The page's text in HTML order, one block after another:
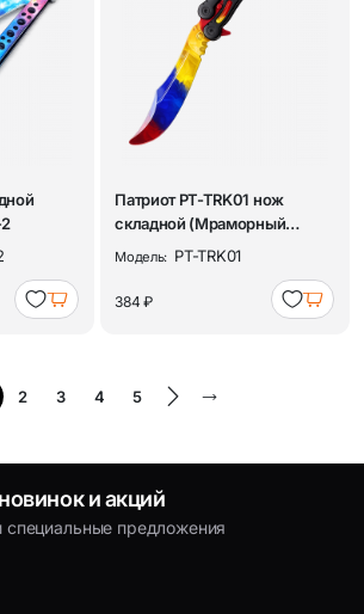
Патриот PT-TRK01 нож
складной (Мраморный
градиент)
Модель: PT-TRK01
384 ₽
2 3 4 5
и акций
специальные предложения